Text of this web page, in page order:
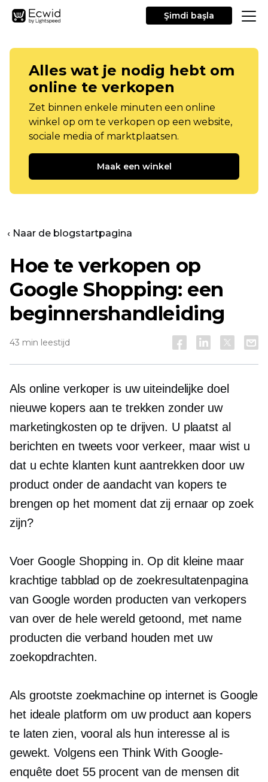
Şimdi başla
Alles wat je nodig hebt om
online te verkopen
Zet binnen enkele minuten een online
winkel op om te verkopen op een website,
sociale media of marktplaatsen.
Maak een winkel
‹ Naar de blogstartpagina
Hoe te verkopen op
Google Shopping: een
beginnershandleiding
43 min leestijd
Als online verkoper is uw uiteindelijke doel
nieuwe kopers aan te trekken zonder uw
marketingkosten op te drijven. U plaatst al
berichten en tweets voor verkeer, maar wist u
dat u echte klanten kunt aantrekken door uw
product onder de aandacht van kopers te
brengen op het moment dat zij ernaar op zoek
zijn?
Voer Google Shopping in. Op dit kleine maar
krachtige tabblad op de zoekresultatenpagina
van Google worden producten van verkopers
van over de hele wereld getoond, met name
producten die verband houden met uw
zoekopdrachten.
Als grootste zoekmachine op internet is Google
het ideale platform om uw product aan kopers
te laten zien, vooral als hun interesse al is
gewekt. Volgens een Think With Google-
enquête doet 55 procent van de mensen dit